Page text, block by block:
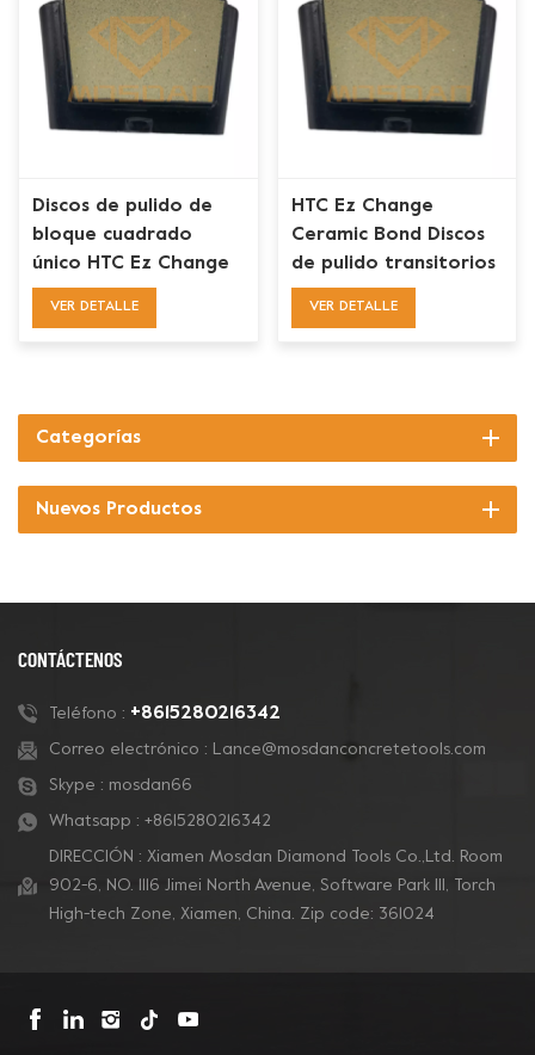
Discos de pulido de
bloque cuadrado
único HTC Ez Change
Transitional Ceramic
VER DETALLE
HTC Ez Change
Ceramic Bond Discos
de pulido transitorios
Bloque de
VER DETALLE
Categorías
Nuevos Productos
CONTÁCTENOS
Teléfono : +8615280216342
Correo electrónico : Lance@mosdanconcretetools.com
Skype : mosdan66
Whatsapp : +8615280216342
DIRECCIÓN : Xiamen Mosdan Diamond Tools Co.,Ltd. Room
902-6, NO. 1116 Jimei North Avenue, Software Park Ill, Torch
High-tech Zone, Xiamen, China. Zip code: 361024